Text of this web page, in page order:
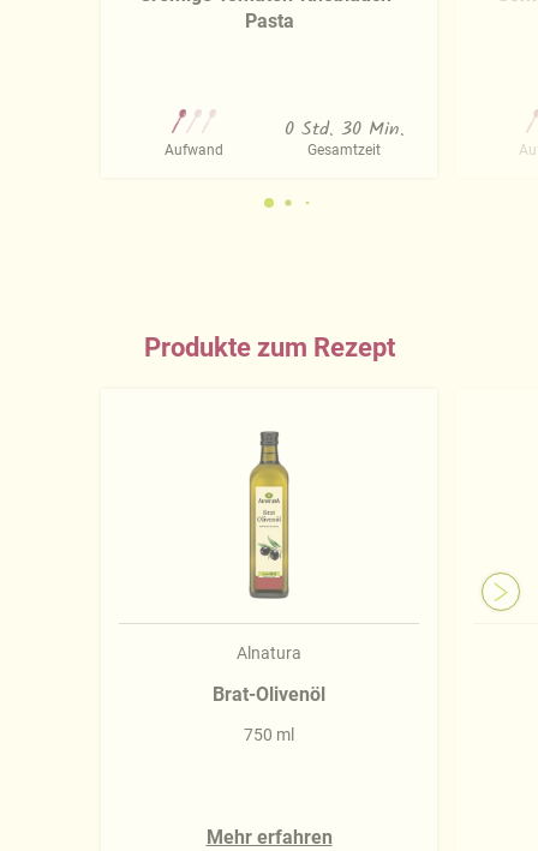
Pasta
Aufwand
0 Std. 30 Min.
Gesamtzeit
Produkte zum Rezept
Alnatura
Brat-Olivenöl
750 ml
Mehr erfahren